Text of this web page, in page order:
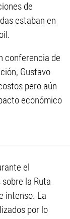
de
estaban en
conferencia de
Gustavo
pero aún
económico
el
la Ruta
intenso. La
por lo